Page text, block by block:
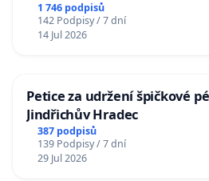
1 746 podpisů
142 Podpisy / 7 dní
14 Jul 2026
Petice za udržení špičkové
Jindřichův Hradec
387 podpisů
139 Podpisy / 7 dní
29 Jul 2026